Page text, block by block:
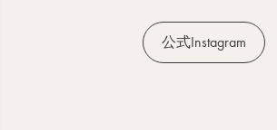
公式Instagram